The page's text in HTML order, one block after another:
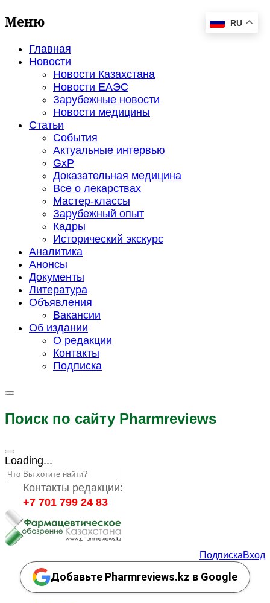
Меню
Главная
Новости
Новости Казахстана
Новости ЕАЭС
Зарубежные новости
Новости медицины
Статьи
События
Актуальные интервью
GxP
Доказательная медицина
Все о лекарствах
Мастер-классы
Зарубежный опыт
Кадры
Исторический экскурс
Аналитика
Анонсы
Документы
Литература
Объявления
Вакансии
Об издании
О редакции
Контакты
Подписка
Поиск по сайту Pharmreviews
Loading...
Контакты редакции:
+7 701 799 24 83
RU
ПодпискаВход
Добавьте Pharmreviews.kz в Google